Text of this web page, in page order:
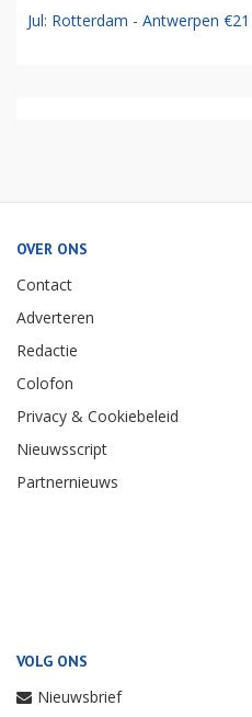
Jul: Rotterdam - Antwerpen €21
OVER ONS
Contact
Adverteren
Redactie
Colofon
Privacy & Cookiebeleid
Nieuwsscript
Partnernieuws
VOLG ONS
Nieuwsbrief